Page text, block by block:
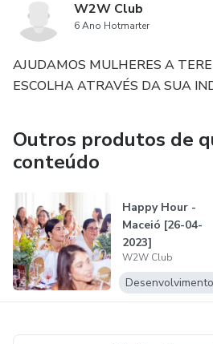
W2W Club
6 Ano Hotmarter
AJUDAMOS MULHERES A
ESCOLHA ATRAVÉS DA SUA
Outros produtos de
conteúdo
Happy Hour -
Maceió [26-04-
2023]
W2W Club